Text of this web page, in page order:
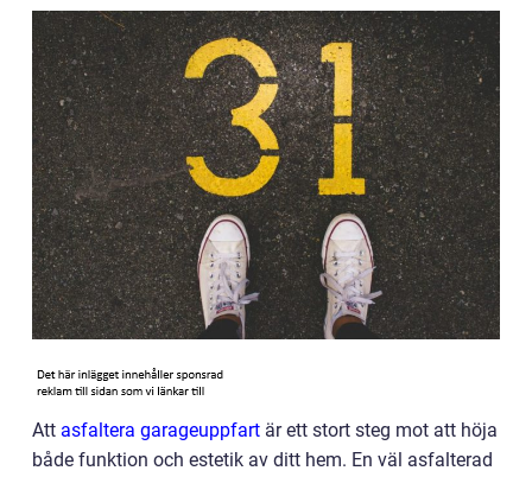
Att asfaltera garageuppfart är ett stort steg mot att höja
både funktion och estetik av ditt hem. En väl asfalterad